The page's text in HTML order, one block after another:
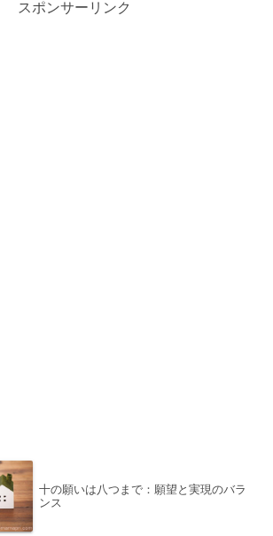
スポンサーリンク
十の願いは八つまで：願望と実現のバラ
ンス